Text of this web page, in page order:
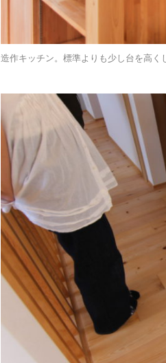
造作キッチン。標準よりも少し台を高